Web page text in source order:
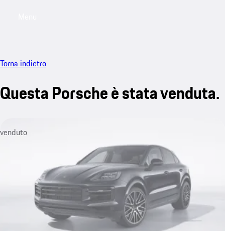
Torna indietro
Questa Porsche è stata venduta.
venduto